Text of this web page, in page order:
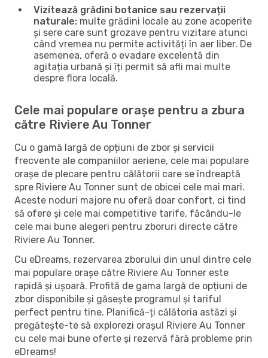
Vizitează grădini botanice sau rezervații
naturale: multe grădini locale au zone acoperite
și sere care sunt grozave pentru vizitare atunci
când vremea nu permite activități în aer liber. De
asemenea, oferă o evadare excelentă din
agitația urbană și îți permit să afli mai multe
despre flora locală.
Cele mai populare orașe pentru a zbura
către Riviere Au Tonner
Cu o gamă largă de opțiuni de zbor și servicii
frecvente ale companiilor aeriene, cele mai populare
orașe de plecare pentru călătorii care se îndreaptă
spre Riviere Au Tonner sunt de obicei cele mai mari.
Aceste noduri majore nu oferă doar confort, ci tind
să ofere și cele mai competitive tarife, făcându-le
cele mai bune alegeri pentru zboruri directe către
Riviere Au Tonner.
Cu eDreams, rezervarea zborului din unul dintre cele
mai populare orașe către Riviere Au Tonner este
rapidă și ușoară. Profită de gama largă de opțiuni de
zbor disponibile și găsește programul și tariful
perfect pentru tine. Planifică-ți călătoria astăzi și
pregătește-te să explorezi orașul Riviere Au Tonner
cu cele mai bune oferte și rezervă fără probleme prin
eDreams!